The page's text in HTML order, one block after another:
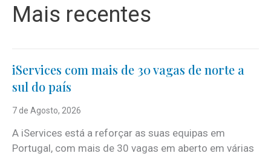
Mais recentes
iServices com mais de 30 vagas de norte a
sul do país
7 de Agosto, 2026
A iServices está a reforçar as suas equipas em
Portugal, com mais de 30 vagas em aberto em várias